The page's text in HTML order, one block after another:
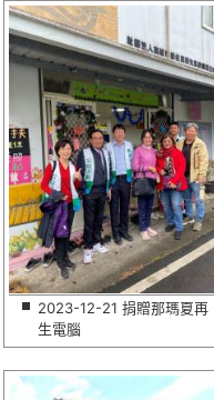
2023-12-21 捐贈那瑪夏再
生電腦